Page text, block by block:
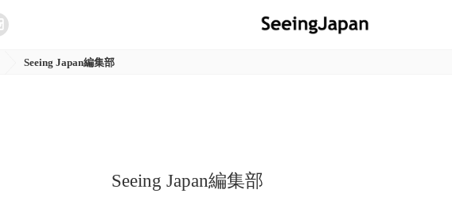
Seeing Japan編集部
Seeing Japan編集部